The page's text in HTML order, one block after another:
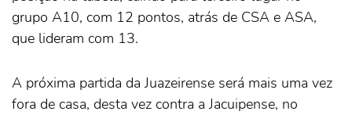
grupo A10, com 12 pontos, atrás de CSA e ASA,
que lideram com 13.
A próxima partida da Juazeirense será mais uma vez
fora de casa, desta vez contra a Jacuipense, no